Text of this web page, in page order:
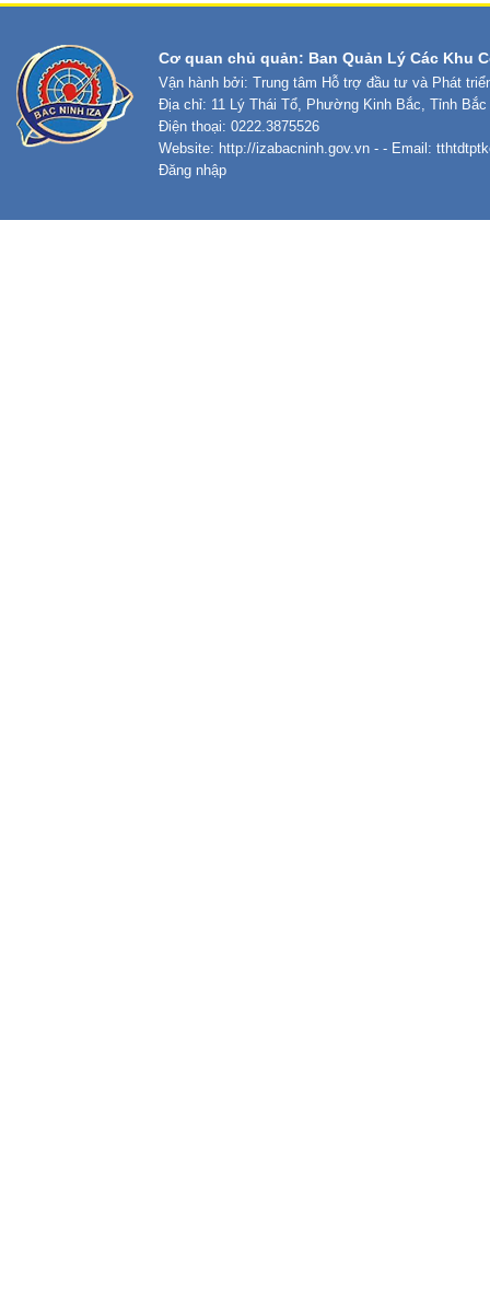
Cơ quan chủ quản: Ban Quản Lý Các Khu
Vận hành bởi: Trung tâm Hỗ trợ đầu tư và Phát
Địa chỉ: 11 Lý Thái Tổ, Phường Kinh Bắc, Tỉnh Bắc
Điện thoại: 0222.3875526
Website: http://izabacninh.gov.vn - - Email:
Đăng nhập